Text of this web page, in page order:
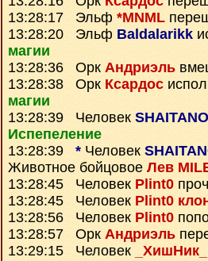
13:28:17 Эльф *MNML
13:28:20 Эльф Baldalarikk
магии
13:28:36 Орк Андриэль
13:28:38 Орк Ксардос
магии
13:28:39 Человек
Испепеление
13:28:39 * Человек
Животное бойцовое Лев
13:28:45 Человек Plint0
13:28:45 Человек Plint0
13:28:56 Человек Plint0
13:28:57 Орк Андриэль
13:29:15 Человек
_ХишНик_